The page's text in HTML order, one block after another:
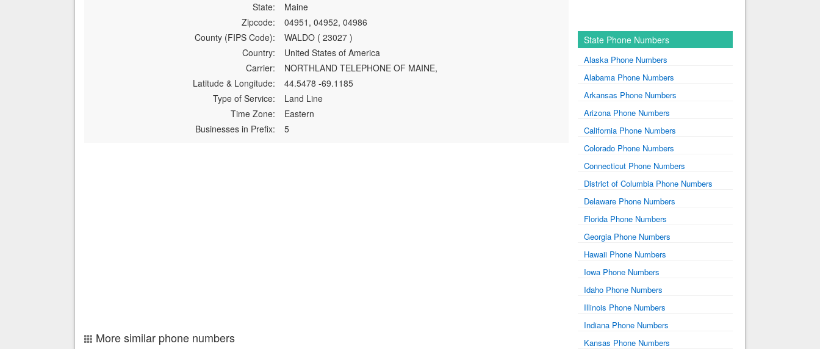
State:
Maine
Zipcode:
04951, 04952, 04986
County (FIPS Code):
WALDO ( 23027 )
Country:
United States of America
Carrier:
NORTHLAND TELEPHONE OF MAINE,
Latitude & Longitude:
44.5478 -69.1185
Type of Service:
Land Line
Time Zone:
Eastern
Businesses in Prefix:
5
More similar phone numbers
State Phone Numbers
Alaska Phone Numbers
Alabama Phone Numbers
Arkansas Phone Numbers
Arizona Phone Numbers
California Phone Numbers
Colorado Phone Numbers
Connecticut Phone Numbers
District of Columbia Phone Numbers
Delaware Phone Numbers
Florida Phone Numbers
Georgia Phone Numbers
Hawaii Phone Numbers
Iowa Phone Numbers
Idaho Phone Numbers
Illinois Phone Numbers
Indiana Phone Numbers
Kansas Phone Numbers